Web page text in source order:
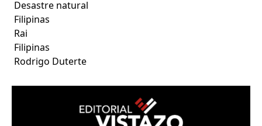
Desastre natural
Filipinas
Rai
Filipinas
Rodrigo Duterte